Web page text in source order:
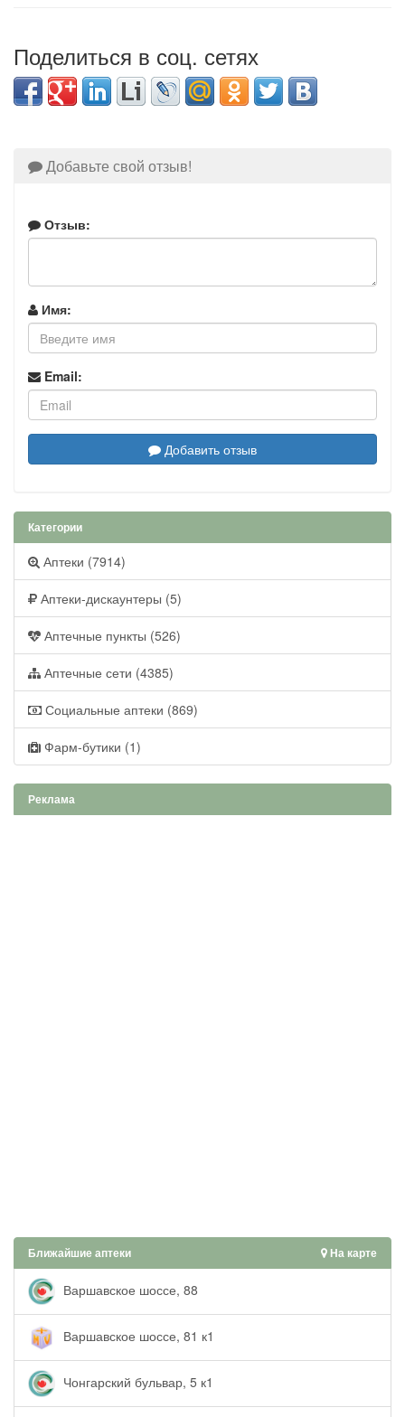
Поделиться в соц. сетях
Добавьте свой отзыв!
Отзыв:
Имя:
Email:
Добавить отзыв
Категории
Аптеки (7914)
Аптеки-дискаунтеры (5)
Аптечные пункты (526)
Аптечные сети (4385)
Социальные аптеки (869)
Фарм-бутики (1)
Реклама
Ближайшие аптеки На карте
Варшавское шоссе, 88
Варшавское шоссе, 81 к1
Чонгарский бульвар, 5 к1